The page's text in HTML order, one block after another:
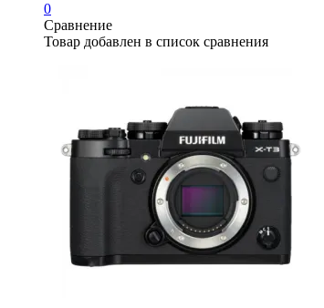
0
Сравнение
Товар добавлен в список сравнения